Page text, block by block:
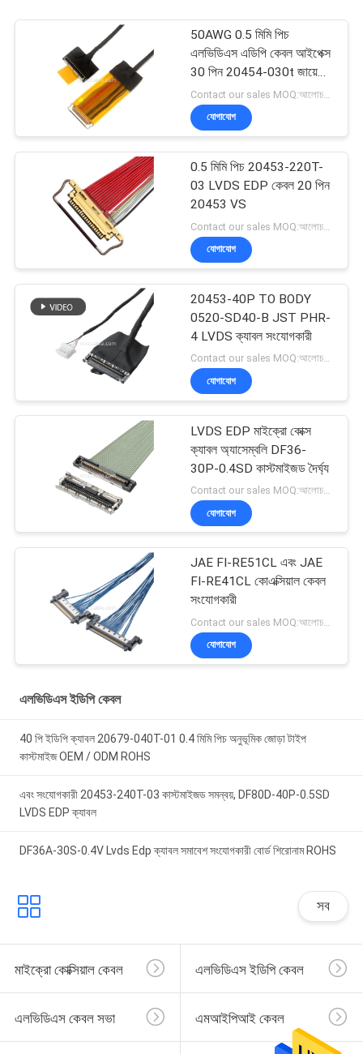
50AWG 0.5 মিমি পিচ
এলভিডিএস এডিপি কেবল আইপেক্স
30 পিন 20454-030t জায়ে
ফাই-ডি 44c2-ই
যোগাযোগ
0.5 মিমি পিচ 20453-220T-
03 LVDS EDP কেবল 20 পিন
20453 VS
যোগাযোগ
20453-40P TO BODY
0520-SD40-B JST PHR-
4 LVDS ক্যাবল সংযোগকারী
Contact our sales MOQ:আলোচনাযোগ্য
যোগাযোগ
LVDS EDP মাইক্রো কোক্স
ক্যাবল অ্যাসেম্বলি DF36-
30P-0.4SD কাস্টমাইজড দৈর্ঘ্য
Contact our sales MOQ:আলোচনাযোগ্য
যোগাযোগ
JAE FI-RE51CL এবং JAE
FI-RE41CL কোএক্সিয়াল কেবল
সংযোগকারী
Contact our sales MOQ:আলোচনাযোগ্য
যোগাযোগ
এলভিডিএস ইডিপি কেবল
40 পি ইডিপি ক্যাবল 20679-040T-01 0.4 মিমি পিচ অনুভূমিক জোড়া টাইপ
কাস্টমাইজ OEM / ODM ROHS
এবং সংযোগকারী 20453-240T-03 কাস্টমাইজড সমন্বয়, DF80D-40P-0.5SD
LVDS EDP ক্যাবল
DF36A-30S-0.4V Lvds Edp ক্যাবল সমাবেশ সংযোগকারী বোর্ড শিরোনাম ROHS
সব
মাইক্রো কোক্সিয়াল কেবল এলভিডিএস ইডিপি কেবল
এলভিডিএস কেবল সভা এমআইপিআই কেবল